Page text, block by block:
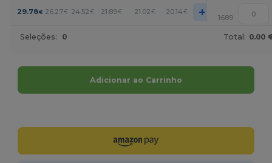
29.78€ 26.27€ 24.52€ 21.89€ 21.02 € 20.14€ + 1689
Seleções: 0 Total: 0.00
Adicionar ao Carrinho